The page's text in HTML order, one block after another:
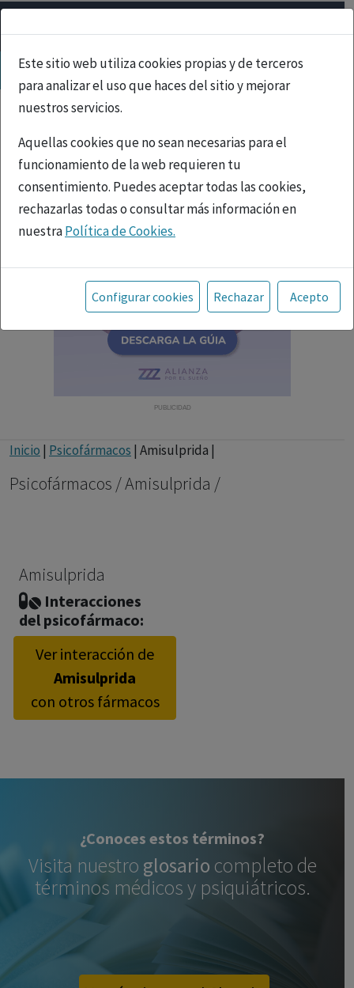
Este sitio web utiliza cookies propias y de terceros
para analizar el uso que haces del sitio y mejorar
nuestros servicios.
Aquellas cookies que no sean necesarias para el
funcionamiento de la web requieren tu
consentimiento. Puedes aceptar todas las cookies,
rechazarlas todas o consultar más información en
nuestraPolítica de Cookies.
Toda la información incluida en la Página Web está
referida a productos del mercado español y, por
tanto, dirigida a profesionales sanitarios legalmente
facultados para prescribir o dispensar medicamentos
con ejercicio profesional. La información técnica de los
fármacos se facilita a título meramente informativo,
caso concreto, el tratamiento más adecuado a las
Configurar cookies Rechazar Acepto
PUBLICIDAD
Inicio | Psicofármacos | Amisulprida |
Psicofármacos / Amisulprida /
Amisulprida
Interacciones
del psicofármaco:
Ver interacción de
Amisulprida
con otros fármacos
¿Conoces estos términos?
Visita nuestro glosario completo de
términos médicos y psiquiátricos.